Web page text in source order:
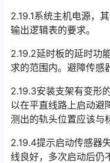
2.19.1系统主机电源，
输出逻辑表的要求。
2.19.2延时板的延时功
求的范围内。避障传感
2.19.3安装支架有变形
以在平直线路上启动避
测出的轨头位置应该与
2.19.4提示启动传感器
线良好，多次启动后仍